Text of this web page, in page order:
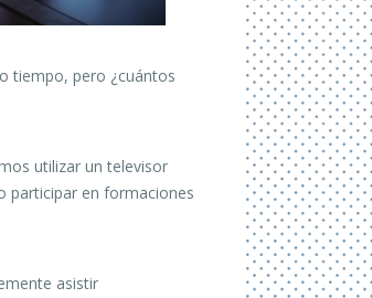
tiempo, pero ¿cuántos
utilizar un televisor
participar en formaciones
asistir